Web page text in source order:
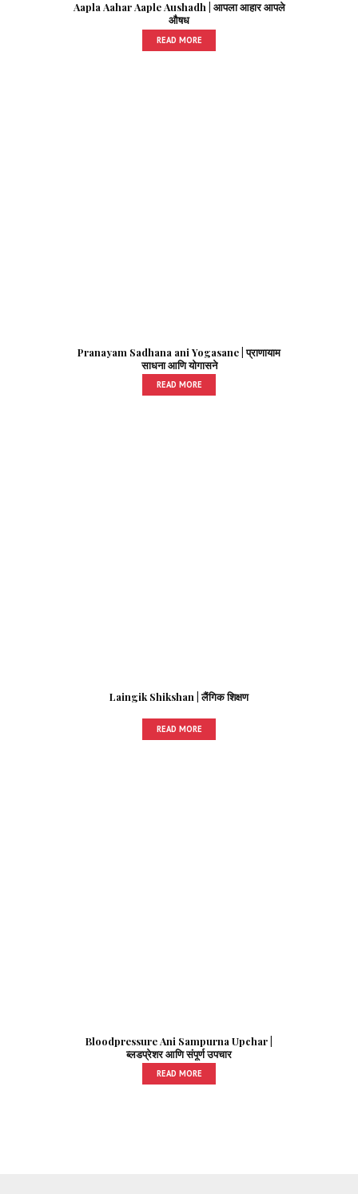
Aapla Aahar Aaple Aushadh | आपला आहार आपले
औषध
READ MORE
Pranayam Sadhana ani Yogasane | प्राणायाम
साधना आणि योगासने
READ MORE
Laingik Shikshan | लैंगिक शिक्षण
READ MORE
Bloodpressure Ani Sampurna Upchar |
ब्लडप्रेशर आणि संपूर्ण उपचार
READ MORE